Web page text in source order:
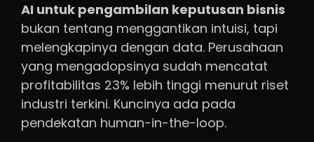
AI untuk pengambilan keputusan bisnis
bukan tentang menggantikan intuisi, tapi
melengkapinya dengan data. Perusahaan
yang mengadopsinya sudah mencatat
profitabilitas 23% lebih tinggi menurut riset
industri terkini. Kuncinya ada pada
pendekatan human-in-the-loop.